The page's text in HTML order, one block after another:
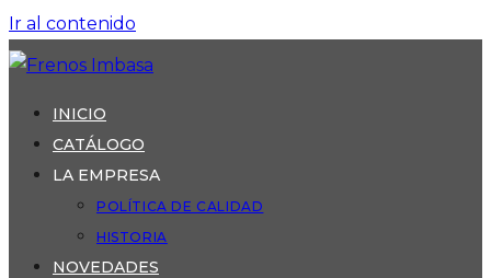
Ir al contenido
INICIO
CATÁLOGO
LA EMPRESA
POLÍTICA DE CALIDAD
HISTORIA
NOVEDADES